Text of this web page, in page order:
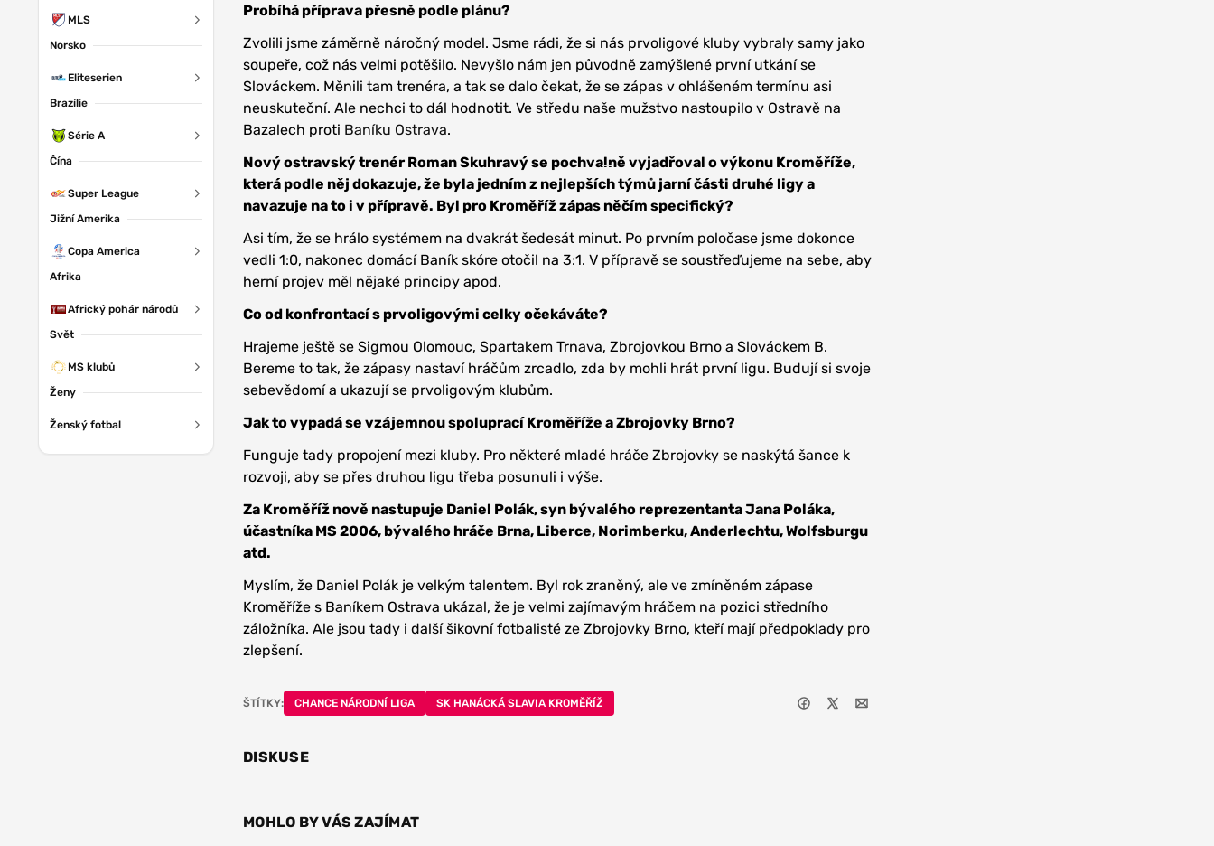
MLS
Norsko
Eliteserien
Brazílie
Série A
Čína
Super League
Jižní Amerika
Copa America
Afrika
Africký pohár národů
Svět
MS klubů
Ženy
Ženský fotbal
Probíhá příprava přesně podle plánu?
Zvolili jsme záměrně náročný model. Jsme rádi, že si nás prvoligové kluby vybraly samy jako
soupeře, což nás velmi potěšilo. Nevyšlo nám jen původně zamýšlené první utkání se
Slováckem. Měnili tam trenéra, a tak se dalo čekat, že se zápas v ohlášeném termínu asi
neuskuteční. Ale nechci to dál hodnotit. Ve středu naše mužstvo nastoupilo v Ostravě na
Bazalech proti Baníku Ostrava.
Nový ostravský trenér Roman Skuhravý se pochvalně vyjadřoval o výkonu Kroměříže,
která podle něj dokazuje, že byla jedním z nejlepších týmů jarní části druhé ligy a
navazuje na to i v přípravě. Byl pro Kroměřížzápas něčím specifický?
Asi tím, že se hrálo systémem na dvakrát šedesát minut. Po prvním poločase jsme dokonce
vedli 1:0, nakonec domácí Baník skóre otočil na 3:1. V přípravě se soustřeďujeme na sebe, aby
herní projev měl nějaké principy apod.
Co od konfrontací s prvoligovými celky očekáváte?
Hrajeme ještě se Sigmou Olomouc, Spartakem Trnava, Zbrojovkou Brno a Slováckem B.
Bereme to tak, že zápasy nastaví hráčům zrcadlo, zda by mohli hrát první ligu. Budují si svoje
sebevědomí a ukazují se prvoligovým klubům.
Jak to vypadá se vzájemnou spoluprací Kroměříže a Zbrojovky Brno?
Funguje tady propojení mezi kluby. Pro některé mladé hráče Zbrojovky se naskýtá šance k
rozvoji, aby se přes druhou ligu třeba posunuli i výše.
Za Kroměříž nově nastupuje Daniel Polák, syn bývalého reprezentanta Jana Poláka,
účastníka MS 2006, bývalého hráče Brna, Liberce, Norimberku, Anderlechtu, Wolfsburgu
atd.
Myslím, že Daniel Polák je velkým talentem. Byl rok zraněný, ale ve zmíněném zápase
Kroměříže s Baníkem Ostrava ukázal, že je velmi zajímavým hráčem na pozici středního
záložníka. Ale jsou tady i další šikovní fotbalisté ze Zbrojovky Brno, kteří mají předpoklady pro
zlepšení.
ŠTÍTKY: CHANCE NÁRODNÍ LIGA SK HANÁCKÁ SLAVIA KROMĚŘÍŽ
DISKUSE
MOHLO BY VÁS ZAJÍMAT